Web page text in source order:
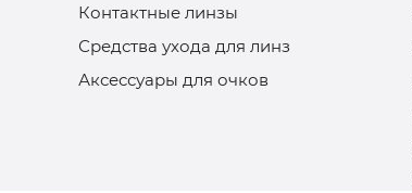
Контактные линзы
Средства ухода для линз
Аксессуары для очков